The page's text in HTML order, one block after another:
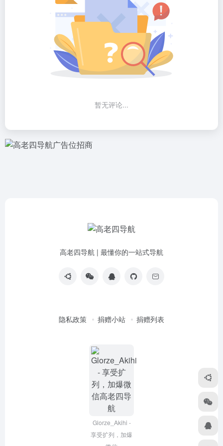
暂无评论...
高老四导航 | 最懂你的一站式导航
隐私政策 捐赠小站 捐赠列表
Glorze_Akihi -
享受扩列，加爆